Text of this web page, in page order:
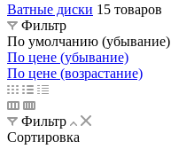
Ватные диски 15 товаров
Фильтр
По умолчанию (убывание)
По цене (убывание)
По цене (возрастание)
Фильтр
Сортировка